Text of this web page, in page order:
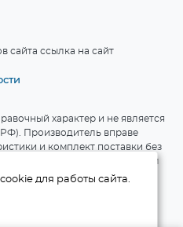
сайта ссылка на сайт
характер и не является
Производитель вправе
и комплект поставки без
приведены на официальном
для работы сайта.